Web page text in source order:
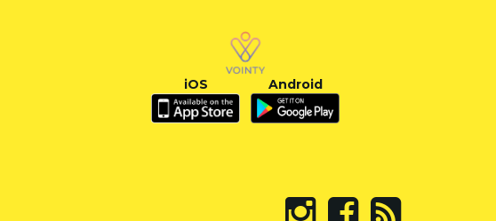
iOS Android